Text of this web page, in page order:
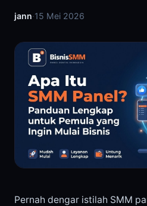
jann·15 Mei 2026
Pernah dengar istilah SMM